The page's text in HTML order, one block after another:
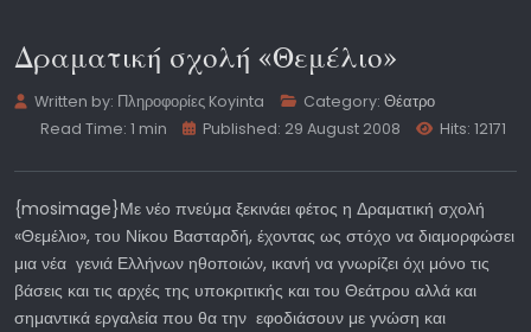
Δραματική σχολή «Θεμέλιο»
Written by: Πληροφορίες Koyinta Category:Θέατρο
Read Time: 1 min
Published: 29 August 2008 Hits: 12171
{mosimage}Με νέο πνεύμα ξεκινάει φέτος η Δραματική σχολή
«Θεμέλιο», του Νίκου Βασταρδή, έχοντας ως στόχο να διαμορφώσει
μια νέα γενιά Ελλήνων ηθοποιών, ικανή να γνωρίζει όχι μόνο τις
βάσεις και τις αρχές της υποκριτικής και του Θεάτρου αλλά και
σημαντικά εργαλεία που θα την εφοδιάσουν με γνώση και